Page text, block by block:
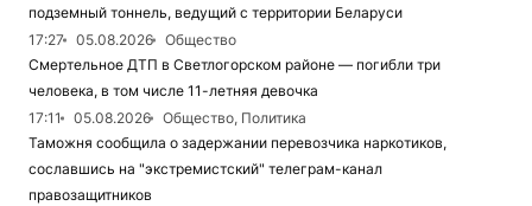
подземный тоннель, ведущий с территории Беларуси
17:27
05.08.2026
Общество
Смертельное ДТП в Светлогорском районе — погибли три
человека, в том числе 11-летняя девочка
17:11
05.08.2026
Общество, Политика
Таможня сообщила о задержании перевозчика наркотиков,
сославшись на "экстремистский" телеграм-канал
правозащитников